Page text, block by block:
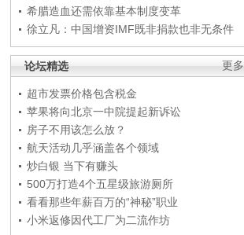
希腊造血还需依靠基本制度变革
徐立凡：中国增资IMF既非捐款也非无条件
更多
论坛精选
超市发票价格包含税金
苹果将向北京一中院提起新诉讼
房子不用该怎么放？
航天活动几乎涵盖各个领域
炒白银 当下有赚头
500万打造4个五星级旅游厕所
看看那些年薪百万的“神秘”职业
小米返修因代工厂为二流作坊